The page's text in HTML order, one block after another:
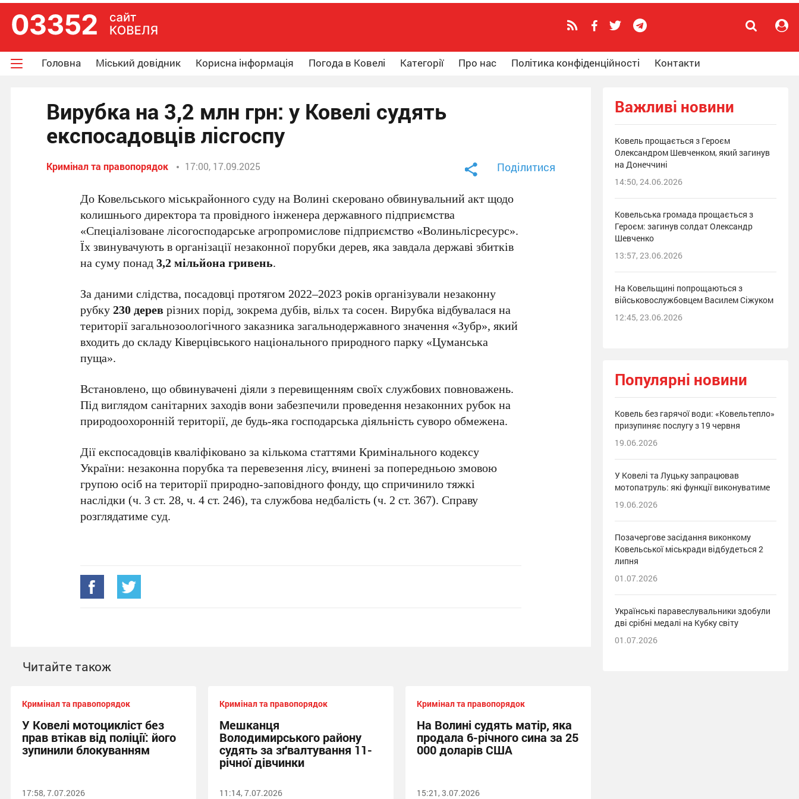
Головна Міський довідник Корисна інформація Погода в Ковелі Категорії Про нас Політика конфіденційності Контакти
Вирубка на 3,2 млн грн: у Ковелі судять
експосадовців лісгоспу
Кримінал та правопорядок 17:00, 17.09.2025 Поділитися
До Ковельського міськрайонного суду на Волині скеровано обвинувальний акт щодо
колишнього директора та провідного інженера державного підприємства
«Спеціалізоване лісогосподарське агропромислове підприємство «Волиньлісресурс».
Їх звинувачують в організації незаконної порубки дерев, яка завдала державі збитків
на суму понад3,2 мільйона гривень.
За даними слідства, посадовці протягом 2022–2023 років організували незаконну
рубку230 дереврізних порід, зокрема дубів, вільх та сосен. Вирубка відбувалася на
території загальнозоологічного заказника загальнодержавного значення «Зубр», який
входить до складу Ківерцівського національного природного парку «Цуманська
пуща».
Встановлено, що обвинувачені діяли з перевищенням своїх службових повноважень.
Під виглядом санітарних заходів вони забезпечили проведення незаконних рубок на
природоохоронній території, де будь-яка господарська діяльність суворо обмежена.
Дії експосадовців кваліфіковано за кількома статтями Кримінального кодексу
України: незаконна порубка та перевезення лісу, вчинені за попередньою змовою
групою осіб на території природно-заповідного фонду, що спричинило тяжкі
наслідки (ч. 3 ст. 28, ч. 4 ст. 246), та службова недбалість (ч. 2 ст. 367). Справу
розглядатиме суд.
Читайте також
Кримінал та правопорядок
У Ковелі мотоцикліст без
прав втікав від поліції: його
зупинили блокуванням
17:58, 7.07.2026
Кримінал та правопорядок
Мешканця
Володимирського району
судять за зґвалтування 11-
річної дівчинки
11:14, 7.07.2026
Кримінал та правопорядок
На Волині судять матір, яка
продала 6-річного сина за 25
000 доларів США
15:21, 3.07.2026
Важливі новини
Ковель прощається з Героєм
Олександром Шевченком, який загинув
на Донеччині
14:50, 24.06.2026
Ковельська громада прощається з
Героєм: загинув солдат Олександр
Шевченко
13:57, 23.06.2026
На Ковельщині попрощаються з
військовослужбовцем Василем Сіжуком
12:45, 23.06.2026
Популярні новини
Ковель без гарячої води: «Ковельтепло»
призупиняє послугу з 19 червня
19.06.2026
У Ковелі та Луцьку запрацював
мотопатруль: які функції виконуватиме
19.06.2026
Позачергове засідання виконкому
Ковельської міськради відбудеться 2
липня
01.07.2026
Українські паравеслувальники здобули
дві срібні медалі на Кубку світу
01.07.2026